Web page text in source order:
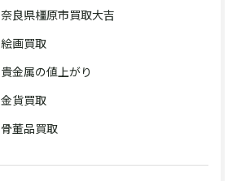
奈良県橿原市買取大吉
絵画買取
貴金属の値上がり
金貨買取
骨董品買取